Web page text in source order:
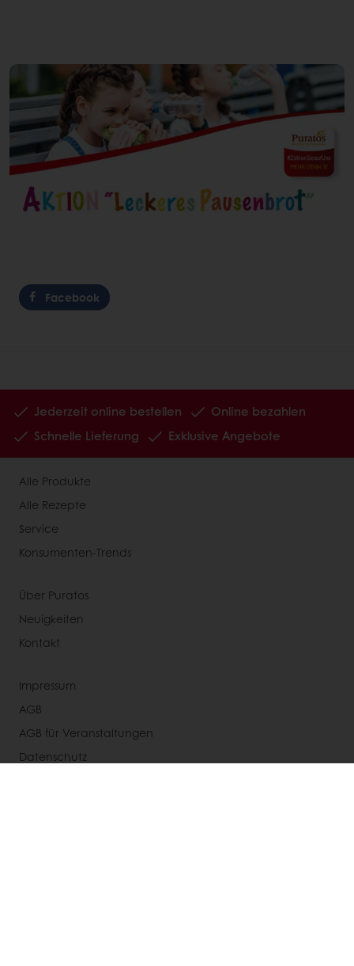
Facebook
Jederzeit online bestellen
Online bezahlen
Schnelle Lieferung
Exklusive Angebote
Alle Produkte
Alle Rezepte
Service
Konsumenten-Trends
Über Puratos
Neuigkeiten
Kontakt
Impressum
AGB
AGB für Veranstaltungen
Datenschutz